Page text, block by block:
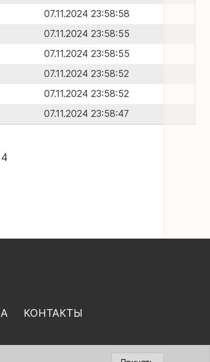
07.11.2024 23:58:58
07.11.2024 23:58:55
07.11.2024 23:58:55
07.11.2024 23:58:52
07.11.2024 23:58:52
07.11.2024 23:58:47
4
КОНТАКТЫ